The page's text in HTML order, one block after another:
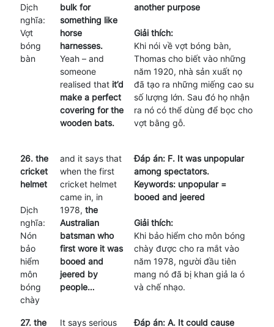
Dịch
nghĩa:
Vợt
bóng
bàn
bulk for
something like
horse
harnesses.
Yeah – and
someone
realised that it’d
make a perfect
covering for the
wooden bats.
another purpose
Giải thích:
Khi nói về vợt bóng bàn,
Thomas cho biết vào những
năm 1920, nhà sản xuất nọ
đã tạo ra những miếng cao su
số lượng lớn. Sau đó họ nhận
ra nó có thể dùng để bọc cho
vợt bằng gỗ.
26. the
cricket
helmet
Dịch
nghĩa:
Nón
bảo
hiểm
môn
bóng
chày
and it says that
when the first
cricket helmet
came in, in
1978, the
Australian
batsman who
first wore it was
booed and
jeered by
people…
Đáp án: F. It was unpopular
among spectators.
Keywords: unpopular =
booed and jeered
Giải thích:
Khi bảo hiểm cho môn bóng
chày được cho ra mắt vào
năm 1978, người đầu tiên
mang nó đã bị khan giả la ó
và chế nhạo.
27. the
It says serious
Đáp án: A. It could cause